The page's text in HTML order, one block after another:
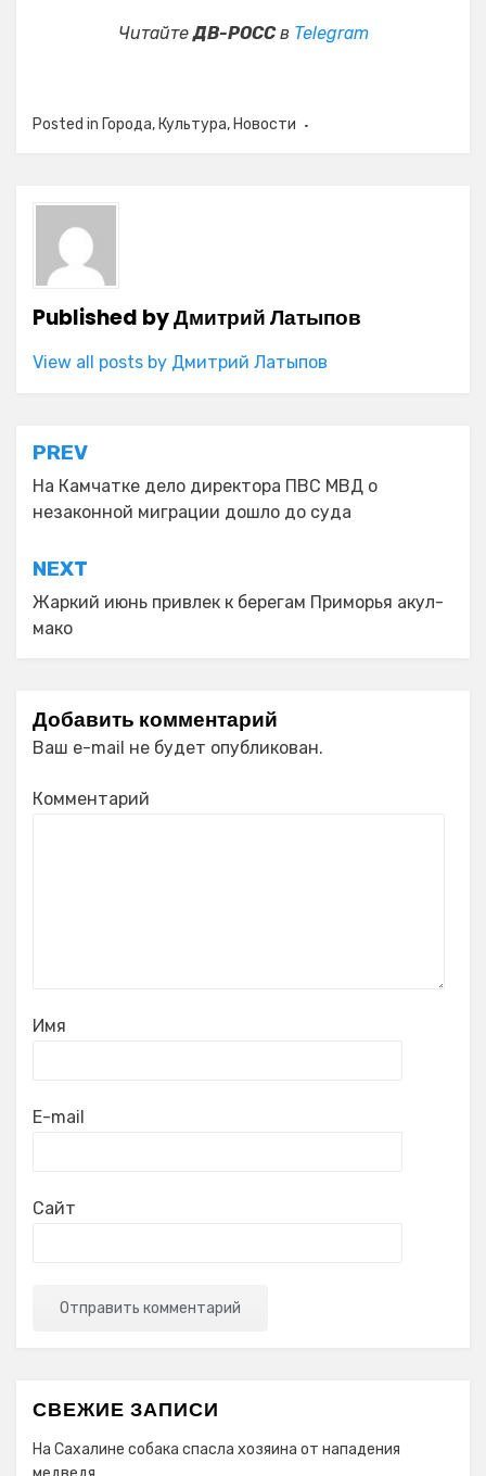
ЧитайтеДВ-РОССв Telegram
Posted in Города, Культура, Новости
Published byДмитрий Латыпов
View all posts by Дмитрий Латыпов
Навигация
по
записям
PREV
На Камчатке дело директора ПВС МВД о
незаконной миграции дошло до суда
NEXT
Жаркий июнь привлек к берегам Приморья акул-
мако
Добавить комментарий
Ваш e-mail не будет опубликован.
Комментарий
Имя
E-mail
Сайт
СВЕЖИЕ ЗАПИСИ
На Сахалине собака спасла хозяина от нападения